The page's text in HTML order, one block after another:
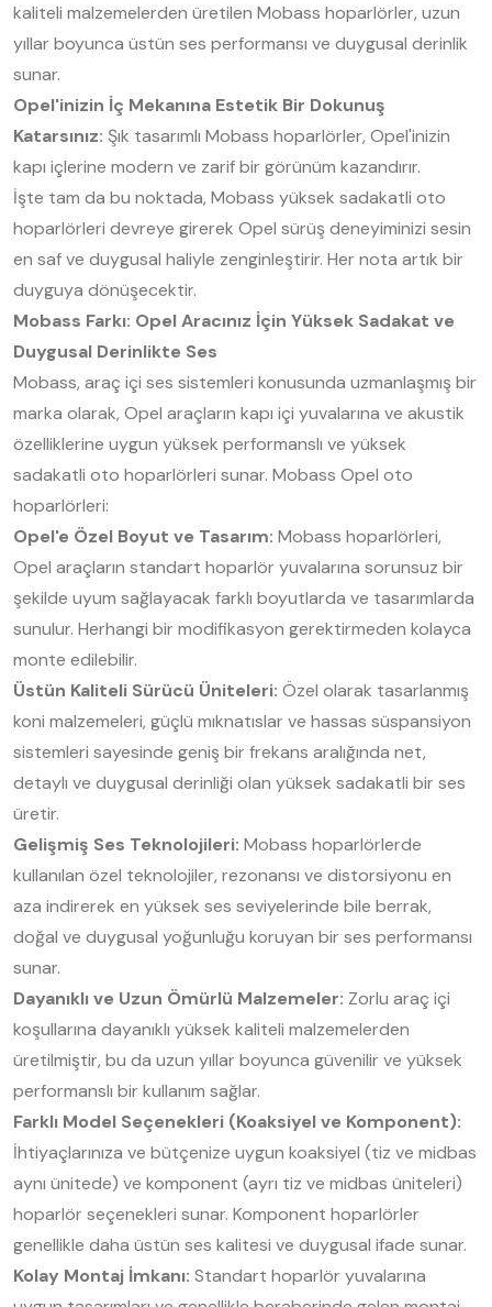
kaliteli malzemelerden üretilen Mobass hoparlörler, uzun
yıllar boyunca üstün ses performansı ve duygusal derinlik
sunar.
Opel'inizin İç Mekanına Estetik Bir Dokunuş
Katarsınız: Şık tasarımlı Mobass hoparlörler, Opel'inizin
kapı içlerine modern ve zarif bir görünüm kazandırır.
İşte tam da bu noktada, Mobass yüksek sadakatli oto
hoparlörleri devreye girerek Opel sürüş deneyiminizi sesin
en saf ve duygusal haliyle zenginleştirir. Her nota artık bir
duyguya dönüşecektir.
Mobass Farkı: Opel Aracınız İçin Yüksek Sadakat ve
Duygusal Derinlikte Ses
Mobass, araç içi ses sistemleri konusunda uzmanlaşmış bir
marka olarak, Opel araçların kapı içi yuvalarına ve akustik
özelliklerine uygun yüksek performanslı ve yüksek
sadakatli oto hoparlörleri sunar. Mobass Opel oto
hoparlörleri:
Opel'e Özel Boyut ve Tasarım: Mobass hoparlörleri,
Opel araçların standart hoparlör yuvalarına sorunsuz bir
şekilde uyum sağlayacak farklı boyutlarda ve tasarımlarda
sunulur. Herhangi bir modifikasyon gerektirmeden kolayca
monte edilebilir.
Üstün Kaliteli Sürücü Üniteleri: Özel olarak tasarlanmış
koni malzemeleri, güçlü mıknatıslar ve hassas süspansiyon
sistemleri sayesinde geniş bir frekans aralığında net,
detaylı ve duygusal derinliği olan yüksek sadakatli bir ses
üretir.
Gelişmiş Ses Teknolojileri: Mobass hoparlörlerde
kullanılan özel teknolojiler, rezonansı ve distorsiyonu en
aza indirerek en yüksek ses seviyelerinde bile berrak,
doğal ve duygusal yoğunluğu koruyan bir ses performansı
sunar.
Dayanıklı ve Uzun Ömürlü Malzemeler: Zorlu araç içi
koşullarına dayanıklı yüksek kaliteli malzemelerden
üretilmiştir, bu da uzun yıllar boyunca güvenilir ve yüksek
performanslı bir kullanım sağlar.
Farklı Model Seçenekleri (Koaksiyel ve Komponent):
İhtiyaçlarınıza ve bütçenize uygun koaksiyel (tiz ve midbas
aynı ünitede) ve komponent (ayrı tiz ve midbas üniteleri)
hoparlör seçenekleri sunar. Komponent hoparlörler
genellikle daha üstün ses kalitesi ve duygusal ifade sunar.
Kolay Montaj İmkanı: Standart hoparlör yuvalarına